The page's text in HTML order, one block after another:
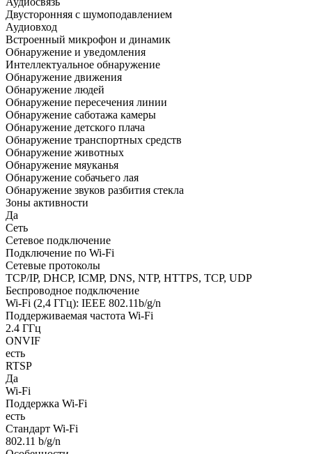
Двусторонняя с шумоподавлением
Аудиовход
Встроенный микрофон и динамик
Обнаружение и уведомления
Интеллектуальное обнаружение
Обнаружение движения
Обнаружение людей
Обнаружение пересечения линии
Обнаружение саботажа камеры
Обнаружение детского плача
Обнаружение транспортных средств
Обнаружение животных
Обнаружение мяуканья
Обнаружение собачьего лая
Обнаружение звуков разбития стекла
Зоны активности
Да
Сеть
Сетевое подключение
Подключение по Wi-Fi
Сетевые протоколы
TCP/IP, DHCP, ICMP, DNS, NTP, HTTPS, TCP, UDP
Беспроводное подключение
Wi-Fi (2,4 ГГц): IEEE 802.11b/g/n
Поддерживаемая частота Wi-Fi
2.4 ГГц
ONVIF
есть
RTSP
Да
Wi-Fi
Поддержка Wi-Fi
есть
Стандарт Wi-Fi
802.11 b/g/n